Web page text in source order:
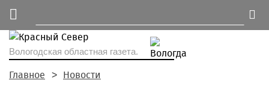
Вологодская областная газета.
Главное Новости